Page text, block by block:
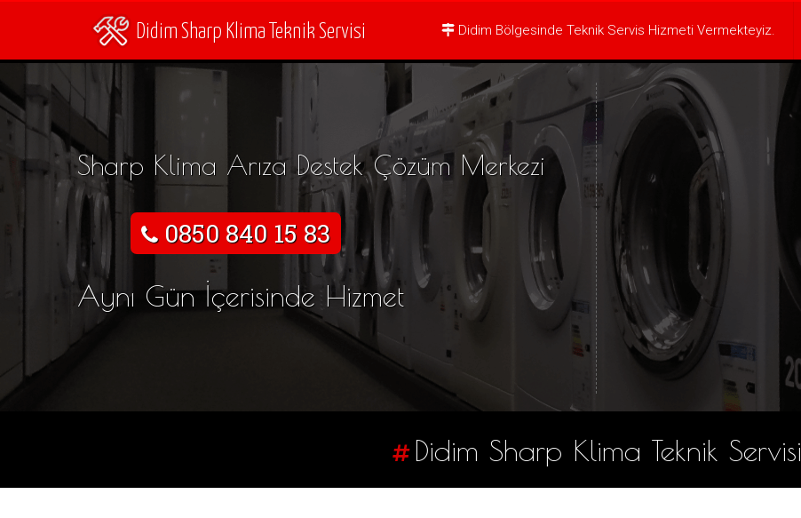
Didim Sharp Klima Teknik Servisi Didim Bölgesinde Teknik Servis Hizmeti Vermekteyiz.
Sharp Klima Arıza Destek Çözüm Merkezi
0850 840 15 83
Aynı Gün İçerisinde Hizmet
#Didim Sharp Klima Teknik Servisi